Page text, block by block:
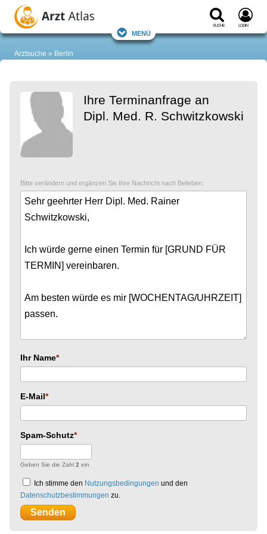
Suche Login
Menü
Arztsuche Berlin
Ihre Terminanfrage an
Dipl. Med. R. Schwitzkowski
Bitte verändern und ergänzen Sie Ihre Nachricht nach Belieben:
Ihr Name
E-Mail
Spam-Schutz
Geben Sie die Zahl 2 ein
Ich stimme den Nutzungsbedingungen und den
Datenschutzbestimmungen zu.